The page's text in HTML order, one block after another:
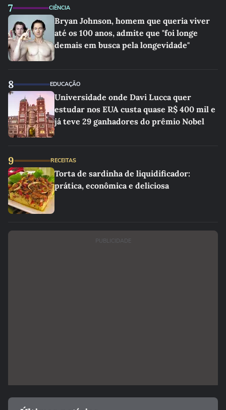
7 CIÊNCIA
Bryan Johnson, homem que queria viver
até os 100 anos, admite que "foi longe
demais em busca pela longevidade"
8 EDUCAÇÃO
Universidade onde Davi Lucca quer
estudar nos EUA custa quase R$ 400 mil e
já teve 29 ganhadores do prêmio Nobel
9 RECEITAS
Torta de sardinha de liquidificador:
prática, econômica e deliciosa
PUBLICIDADE